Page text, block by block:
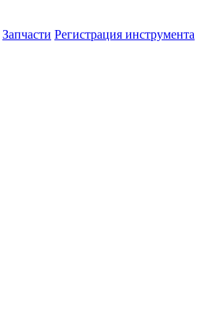
Запчасти Регистрация инструмента